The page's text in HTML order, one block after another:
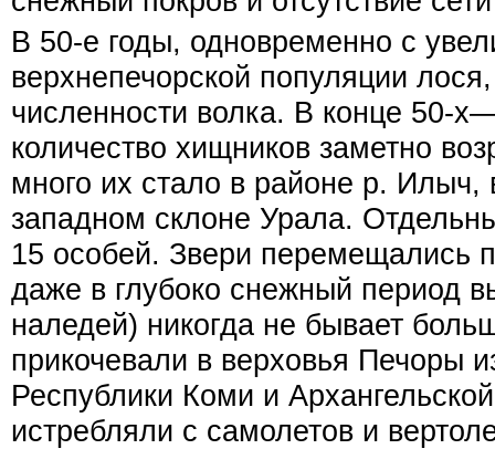
В 50-е годы, одновременно с
верхнепечорской популяции
численности волка. В конце 50-
количество хищников заметно
много их стало в районе р. Илыч,
западном склоне Урала.
15 особей. Звери перемещались
даже в глубоко снежный период
наледей) никогда не бывает
прикочевали в верховья Печоры
Республики Коми и
истребляли с самолетов и